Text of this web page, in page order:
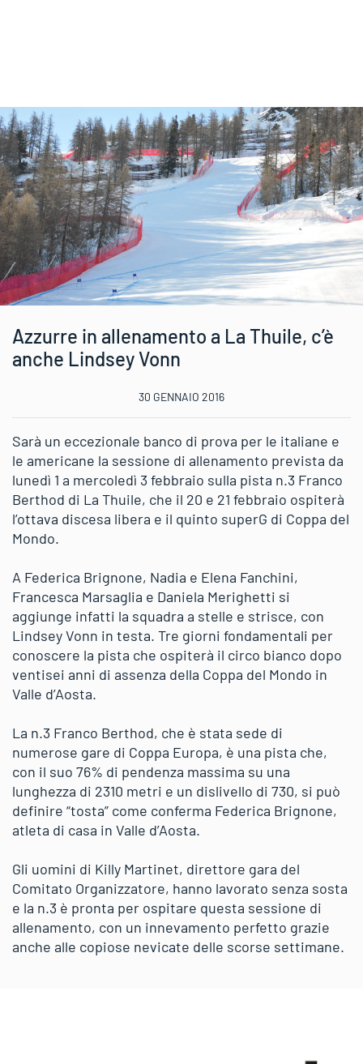
Azzurre in allenamento a La Thuile, c’è
anche Lindsey Vonn
30 GENNAIO 2016
Sarà un eccezionale banco di prova per le italiane e
le americane la sessione di allenamento prevista da
lunedì 1 a mercoledì 3 febbraio sulla pista n.3 Franco
Berthod di La Thuile, che il 20 e 21 febbraio ospiterà
l’ottava discesa libera e il quinto superG di Coppa del
Mondo.
A Federica Brignone, Nadia e Elena Fanchini,
Francesca Marsaglia e Daniela Merighetti si
aggiunge infatti la squadra a stelle e strisce, con
Lindsey Vonn in testa. Tre giorni fondamentali per
conoscere la pista che ospiterà il circo bianco dopo
ventisei anni di assenza della Coppa del Mondo in
Valle d’Aosta.
La n.3 Franco Berthod, che è stata sede di
numerose gare di Coppa Europa, è una pista che,
con il suo 76% di pendenza massima su una
lunghezza di 2310 metri e un dislivello di 730, si può
definire “tosta” come conferma Federica Brignone,
atleta di casa in Valle d’Aosta.
Gli uomini di Killy Martinet, direttore gara del
Comitato Organizzatore, hanno lavorato senza sosta
e la n.3 è pronta per ospitare questa sessione di
allenamento, con un innevamento perfetto grazie
anche alle copiose nevicate delle scorse settimane.